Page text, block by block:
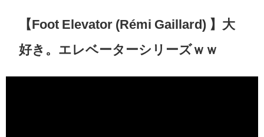
【Foot Elevator (Rémi Gaillard) 】大
好き。エレベーターシリーズｗｗ